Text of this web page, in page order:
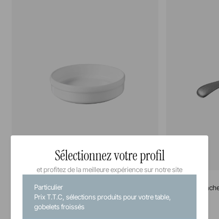
Assiette catalane
14 cm
Cocotte à
Sélectionnez votre profil
et profitez de la meilleure expérience sur notre site
Particulier
Prix T.T.C, sélections produits pour votre table,
gobelets froissés